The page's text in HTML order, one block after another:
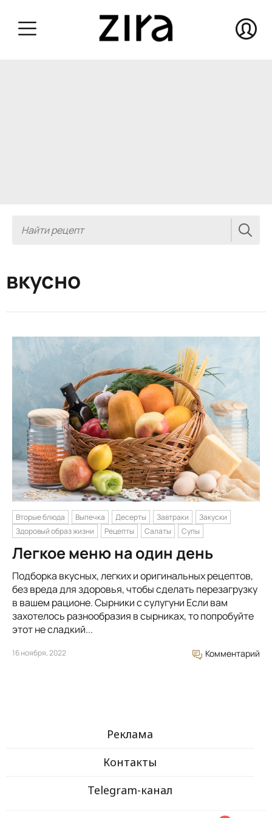
вкусно
Вторые блюда Выпечка Десерты Завтраки
Закуски
Здоровый образ жизни
Рецепты Салаты Супы
Легкое меню на один день
Подборка вкусных, легких и оригинальных рецептов,
без вреда для здоровья, чтобы сделать перезагрузку
в вашем рационе. Сырники с сулугуни Если вам
захотелось разнообразия в сырниках, то попробуйте
этот не сладкий...
16 ноября, 2022 Комментарий
Реклама
Контакты
Telegram-канал